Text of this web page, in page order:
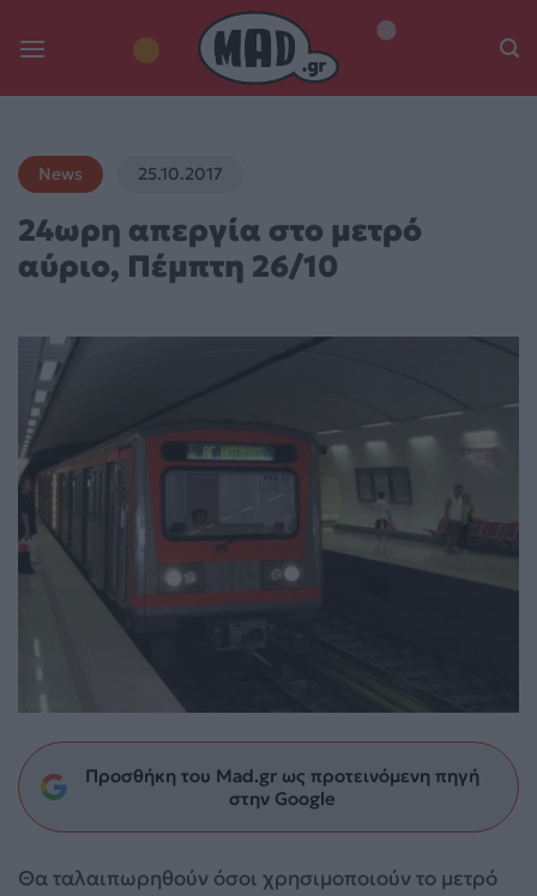
News 25.10.2017
24ωρη απεργία στο μετρό
αύριο, Πέμπτη 26/10
Προσθήκη του Mad.gr ως προτεινόμενη πηγή
στην Google
Θα ταλαιπωρηθούν όσοι χρησιμοποιούν το μετρό